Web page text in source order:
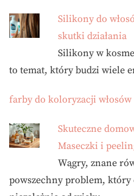
Silikony do
skutki działania
Silikony w
to temat, który budzi wiele
farby do koloryzacji włosów
Skuteczne
Maseczki i
Wągry, znane
powszechny problem, który